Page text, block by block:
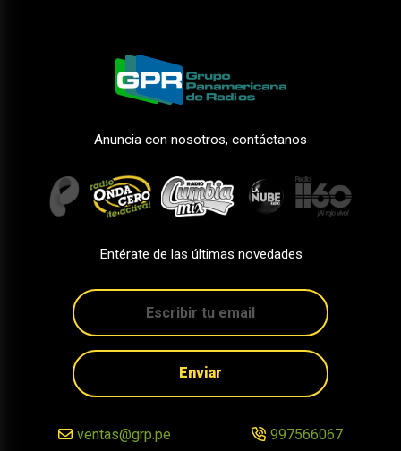
Anuncia con nosotros, contáctanos
Entérate de las últimas novedades
Enviar
ventas@grp.pe 997566067